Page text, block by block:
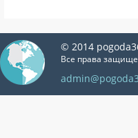
© 2014
Все права